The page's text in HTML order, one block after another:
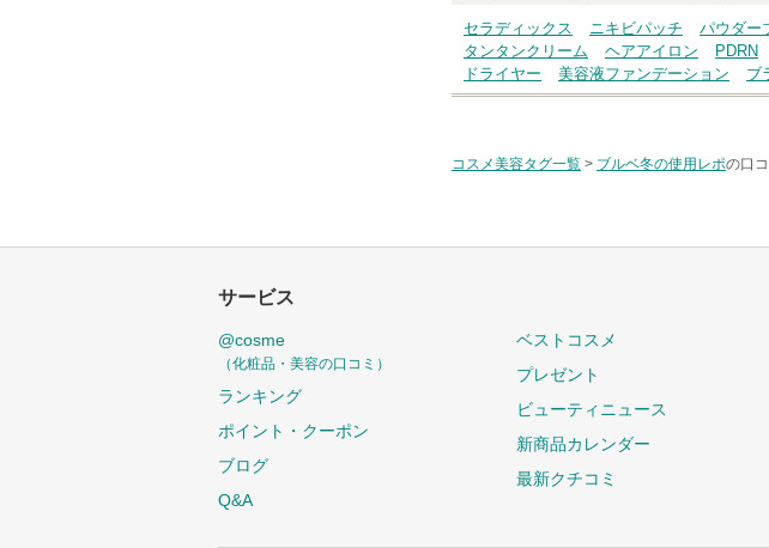
セラディックス ニキビパッチ パウダー
タンタンクリーム
ヘアアイロン PDRN
ドライヤー
美容液ファンデーション ブ
コスメ美容タグ一覧 > ブルベ冬の使用レポの口
サービス
@cosme
（化粧品・美容の口コミ）
ランキング
ポイント・クーポン
ブログ
Q&A
ベストコスメ
プレゼント
ビューティニュース
新商品カレンダー
最新クチコミ